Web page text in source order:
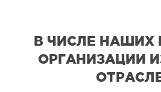
В ЧИСЛЕ НАШИХ
ОРГАНИЗАЦИИ